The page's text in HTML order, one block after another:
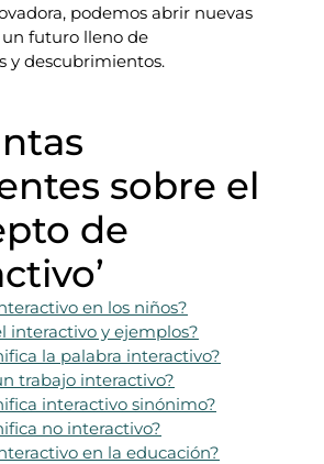
podemos abrir nuevas
futuro lleno de
y descubrimientos.
sobre el
de
en los niños?
interactivo y ejemplos?
la palabra interactivo?
trabajo interactivo?
interactivo sinónimo?
no interactivo?
en la educación?